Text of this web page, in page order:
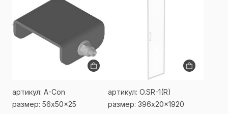
артикул: A-Con
размер: 56x50x25
артикул: O.SR-1(R)
размер: 396x20x1920